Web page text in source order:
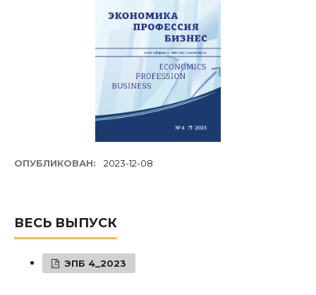
ОПУБЛИКОВАН: 2023-12-08
ВЕСЬ ВЫПУСК
ЭПБ 4_2023